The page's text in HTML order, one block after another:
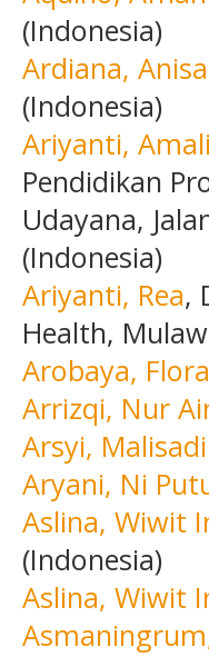
(Indonesia)
Ardiana,
(Indonesia)
Ariyanti,
Pendidikan
Udayana,
(Indonesia)
Ariyanti, Rea,
Health,
Arobaya,
Arrizqi, Nur
Arsyi,
Aryani, Ni
Aslina, Wiwit
(Indonesia)
Aslina, Wiwit